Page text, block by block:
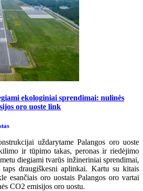
ekologiniai sprendimai: nulinės
oro uoste link
uždarytame Palangos oro uoste
ir tūpimo takas, peronas ir riedėjimo
diegiami tvarūs inžineriniai sprendimai,
draugiškesni aplinkai. Kartu su kitais
esančiais oro uostais Palangos oro vartai
CO2 emisijos oro uostu.